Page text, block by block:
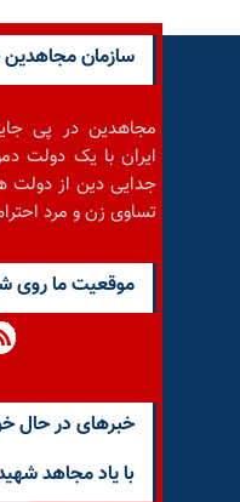
سازمان مجاهدین
مجاهدین در پی
ایران با یک دولت
جدایی دین از دولت
تساوی زن و مرد
موقعيت ما روى
خبرهای در حال
با یاد مجاهد